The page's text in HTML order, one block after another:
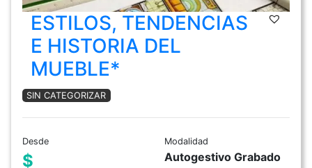
ESTILOS, TENDENCIAS
E HISTORIA DEL
MUEBLE*
SIN CATEGORIZAR
Desde
$
Modalidad
Autogestivo Grabado